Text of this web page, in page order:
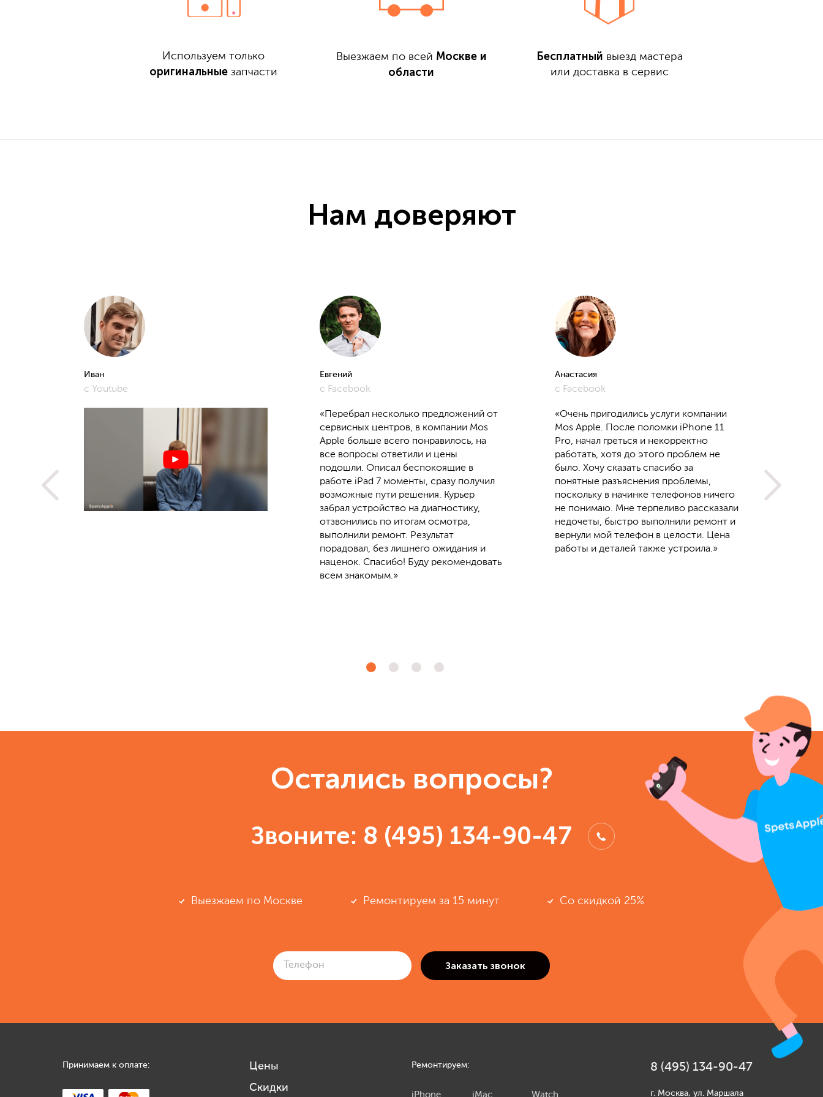
Используем только
оригинальные запчасти
Выезжаем по всей Москве и
области
Бесплатный выезд мастера
или доставка в сервис
Нам доверяют
Иван
с Youtube
Евгений
с Facebook
«Перебрал несколько предложений от
сервисных центров, в компании Mos
Apple больше всего понравилось, на
все вопросы ответили и цены
подошли. Описал беспокоящие в
работе iPad 7 моменты, сразу получил
возможные пути решения. Курьер
забрал устройство на диагностику,
отзвонились по итогам осмотра,
выполнили ремонт. Результат
порадовал, без лишнего ожидания и
наценок. Спасибо! Буду рекомендовать
всем знакомым.»
Анастасия
с Facebook
«Очень пригодились услуги компании
Mos Apple. После поломки iPhone 11
Pro, начал греться и некорректно
работать, хотя до этого проблем не
было. Хочу сказать спасибо за
понятные разъяснения проблемы,
поскольку в начинке телефонов ничего
не понимаю. Мне терпеливо рассказали
недочеты, быстро выполнили ремонт и
вернули мой телефон в целости. Цена
работы и деталей также устроила.»
Остались вопросы?
Звоните: 8 (495) 134-90-47
Выезжаем по Москве Ремонтируем за 15 минут Со скидкой 25%
Принимаем к оплате:
Цены
Скидки
Ремонтируем:
iPhone iMac Watch
8 (495) 134-90-47
г. Москва, ул. Маршала